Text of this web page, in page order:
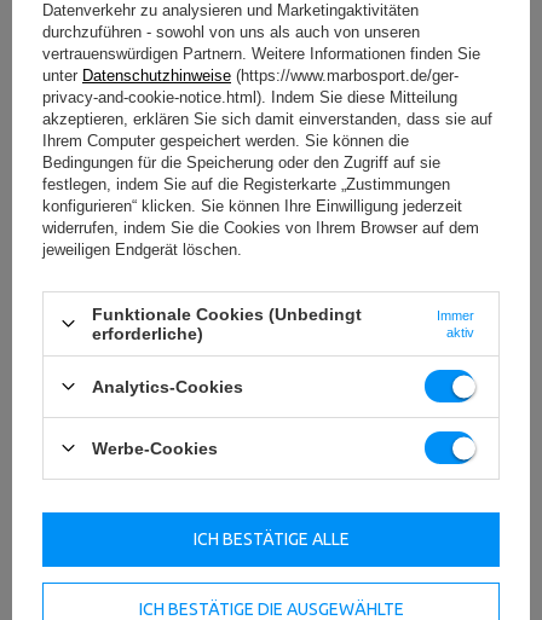
Datenverkehr zu analysieren und Marketingaktivitäten
durchzuführen - sowohl von uns als auch von unseren
vertrauenswürdigen Partnern. Weitere Informationen finden Sie
unter Datenschutzhinweise (https://www.marbosport.de/ger-
privacy-and-cookie-notice.html). Indem Sie diese Mitteilung
akzeptieren, erklären Sie sich damit einverstanden, dass sie auf
Ihrem Computer gespeichert werden. Sie können die
Bedingungen für die Speicherung oder den Zugriff auf sie
festlegen, indem Sie auf die Registerkarte „Zustimmungen
konfigurieren“ klicken. Sie können Ihre Einwilligung jederzeit
widerrufen, indem Sie die Cookies von Ihrem Browser auf dem
jeweiligen Endgerät löschen.
Funktionale Cookies (Unbedingt
erforderliche)
Immer
aktiv
Analytics-Cookies
Werbe-Cookies
ICH BESTÄTIGE DIE AUSGEWÄHLTE
ICH BESTÄTIGE ALLE